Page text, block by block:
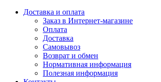
Доставка и оплата
Заказ в Интернет-магазине
Оплата
Доставка
Самовывоз
Возврат и обмен
Нормативная информация
Полезная информация